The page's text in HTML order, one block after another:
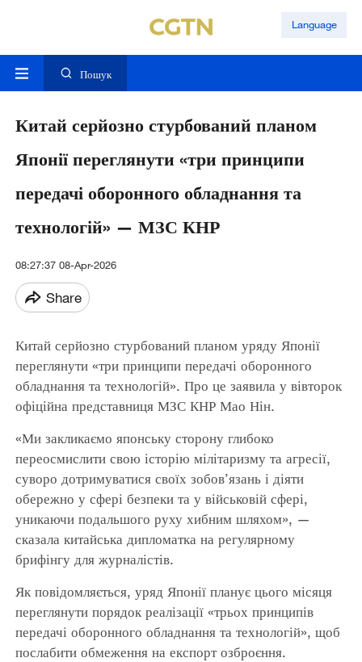
Language
Пошук
Китай серйозно стурбований планом
Японії переглянути «три принципи
передачі оборонного обладнання та
технологій» — МЗС КНР
08:27:37 08-Apr-2026
Share
Китай серйозно стурбований планом уряду Японії
переглянути «три принципи передачі оборонного
обладнання та технологій». Про це заявила у вівторок
офіційна представниця МЗС КНР Мао Нін.
«Ми закликаємо японську сторону глибоко
переосмислити свою історію мілітаризму та агресії,
суворо дотримуватися своїх зобов’язань і діяти
обережно у сфері безпеки та у військовій сфері,
уникаючи подальшого руху хибним шляхом», —
сказала китайська дипломатка на регулярному
брифінгу для журналістів.
Як повідомляється, уряд Японії планує цього місяця
переглянути порядок реалізації «трьох принципів
передачі оборонного обладнання та технологій», щоб
послабити обмеження на експорт озброєння.